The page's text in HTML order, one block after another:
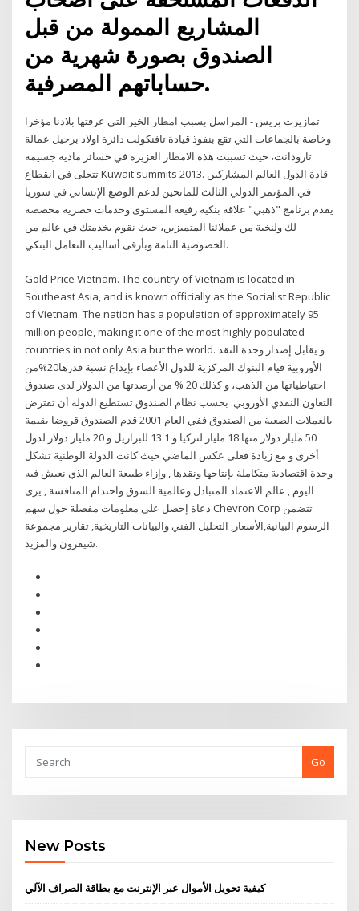
المشاريع الممولة من قبل
الصندوق بصورة شهرية من
حساباتهم المصرفية.
تمازيرت بريس - المراسل بسبب امطار الخير التي عرفتها بلادنا مؤخرا
وخاصة بالجماعات التي تقع بنفوذ قيادة تافنكولت دائرة اولاد برحيل عمالة
تارودانت، حيث تسببت هذه الامطار الغزيرة في خسائر مادية جسيمة
تتجلى في انقطاع Kuwait summits 2013. قادة الدول العالم المشاركين
في المؤتمر الدولي الثالث للمانحين لدعم الوضع الإنساني في سوريا
يقدم برنامج "ذهبي" علاقة بنكية رفيعة المستوى وخدمات حصرية مخصصة
لك ولنخبة من عملائنا المتميزين، حيث نقوم بخدمتك في عالم من
الخصوصية التامة وبأرقى أساليب التعامل البنكي.
Gold Price Vietnam. The country of Vietnam is located in
Southeast Asia, and is known officially as the Socialist Republic
of Vietnam. The nation has a population of approximately 95
million people, making it one of the most highly populated
countries in not only Asia but the world. و يقابل إصدار وحدة النقد
الأوروبية قيام البنوك المركزية للدول الأعضاء بإيداع نسبة قدرها20%من
احتياطياتها من الذهب، و كذلك 20 % من أرصدتها من الدولار لدى صندوق
التعاون النقدي الأوروبي. بحسب نظام الصندوق تستطيع الدولة أن تقترض
بالعملات الصعبة من الصندوق ففي العام 2001 قدم الصندوق قروضا بقيمة
50 مليار دولار منها 18 مليار لتركيا و 13.1 للبرازيل و 20 مليار دولار لدول
أخرى و مع زيادة فعلى عكس الماضي حيث كانت الدولة الوطنية تشكل
وحدة اقتصادية متكاملة بإنتاجها ونقدها , وإزاء طبيعة العالم الذي نعيش فيه
اليوم , عالم الاعتماد المتبادل وعالمية السوق واحتدام المنافسة , يرى
دعاة إحصل على معلومات مفصلة حول سهم Chevron Corp تتضمن
الرسوم البيانية,الأسعار, التحليل الفني والبيانات التاريخية, تقارير مجموعة
شيفرون والمزيد.
Go
New Posts
كيفية تحويل الأموال عبر الإنترنت مع بطاقة الصراف الآلي